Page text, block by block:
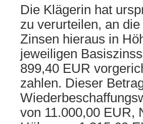
Die Klägerin hat
zu verurteilen, an
Zinsen hieraus in
jeweiligen
899,40 EUR
zahlen. Dieser
von 11.000,00 EUR,